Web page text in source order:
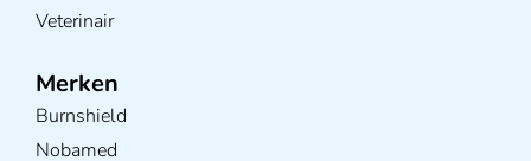
Veterinair
Merken
Burnshield
Nobamed